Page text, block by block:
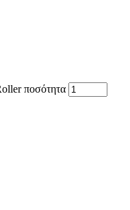
ποσότητα